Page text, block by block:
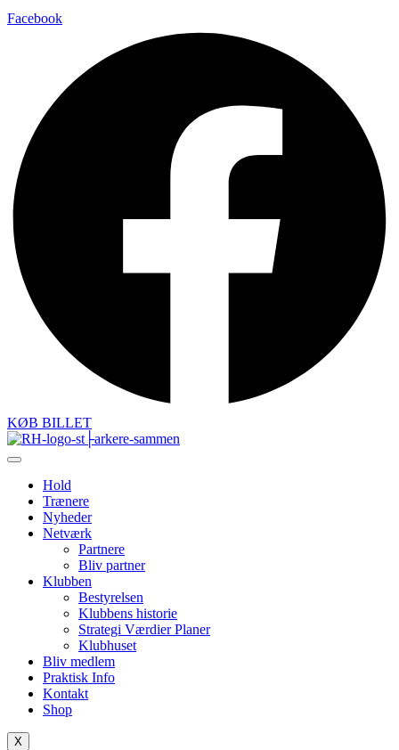
Facebook
KØB BILLET
Hold
Trænere
Nyheder
Netværk
Partnere
Bliv partner
Klubben
Bestyrelsen
Klubbens historie
Strategi Værdier Planer
Klubhuset
Bliv medlem
Praktisk Info
Kontakt
Shop
X